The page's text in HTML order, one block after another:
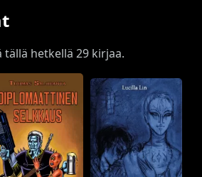
tällä hetkellä 29 kirjaa.